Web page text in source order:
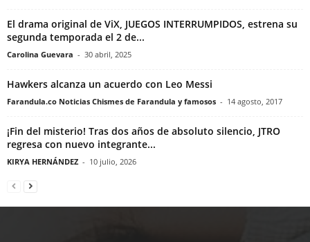
El drama original de ViX, JUEGOS INTERRUMPIDOS, estrena su
segunda temporada el 2 de...
Carolina Guevara - 30 abril, 2025
Hawkers alcanza un acuerdo con Leo Messi
Farandula.co Noticias Chismes de Farandula y famosos - 14 agosto, 2017
¡Fin del misterio! Tras dos años de absoluto silencio, JTRO
regresa con nuevo integrante...
KIRYA HERNÁNDEZ - 10 julio, 2026